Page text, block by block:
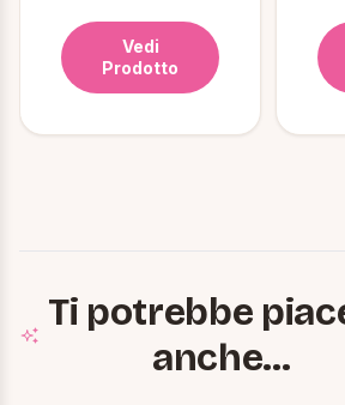
Vedi
Prodotto
Ti potrebbe
anche...